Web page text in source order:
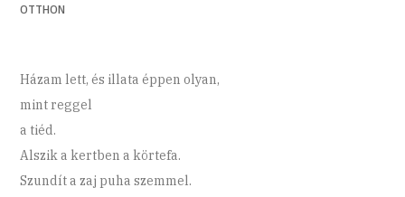
OTTHON
Házam lett, és illata éppen olyan,
mint reggel
a tiéd.
Alszik a kertben a körtefa.
Szundít a zaj puha szemmel.